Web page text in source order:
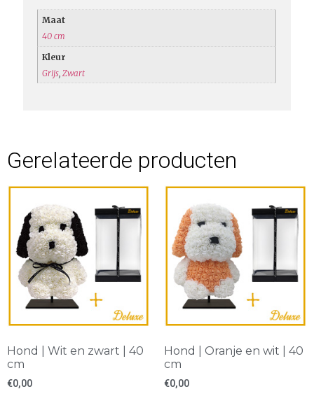
Maat
40 cm
Kleur
Grijs ,Zwart
Gerelateerde producten
Hond | Wit en zwart | 40
cm
€0,00
Hond | Oranje en wit | 40
cm
€0,00